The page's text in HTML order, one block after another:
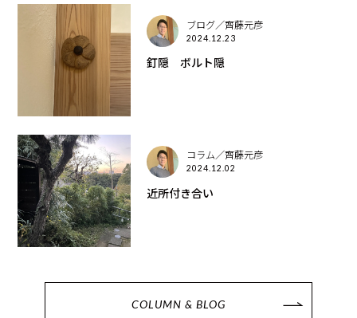
ブログ／齊藤元彦
2024.12.23
釘隠 ボルト隠
コラム／齊藤元彦
2024.12.02
近所付き合い
COLUMN & BLOG